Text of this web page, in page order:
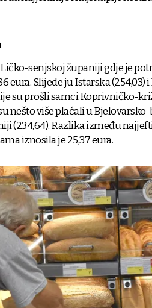
senjskoj županiji gdje je
eura. Slijede ju Istarska
su prošli samci Koprivničko-
nešto više plaćali u
(234,64). Razlika između
iznosila je 25,37 eura.